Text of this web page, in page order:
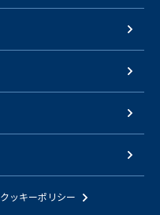
クッキーポリシー